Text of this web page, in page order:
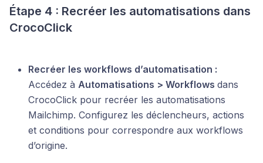
Étape 4 : Recréer les automatisations dans
CrocoClick
Recréer les workflows d’automatisation :
Accédez à Automatisations > Workflows dans
CrocoClick pour recréer les automatisations
Mailchimp. Configurez les déclencheurs, actions
et conditions pour correspondre aux workflows
d’origine.